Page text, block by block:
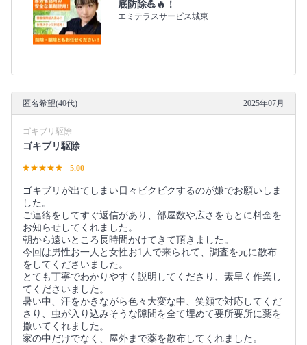
底防除💪🔥！
エミテラスサービス城東
匿名希望(40代) 2025年07月
ゴキブリ駆除
ゴキブリ駆除
5.00
ゴキブリが出てしまい日々ビクビクするのが嫌でお願いしま
した。
ご連絡をしてすぐ返信があり、部屋数や広さをもとに料金を
お知らせしてくれました。
朝から遠いところ長時間かけてきて頂きました。
今回は男性お一人と女性お1人で来られて、調査を元に散布
をしてくださいました。
とても丁寧でわかりやすく説明してくださり、素早く作業し
てくださいました。
暑い中、汗をかきながら色々大変な中、笑顔で対応してくだ
さり、虫が入り込みそうな隙間を全て埋めて要所要所に薬を
撒いてくれました。
家の中だけでなく、屋外まで薬を散布してくれました。